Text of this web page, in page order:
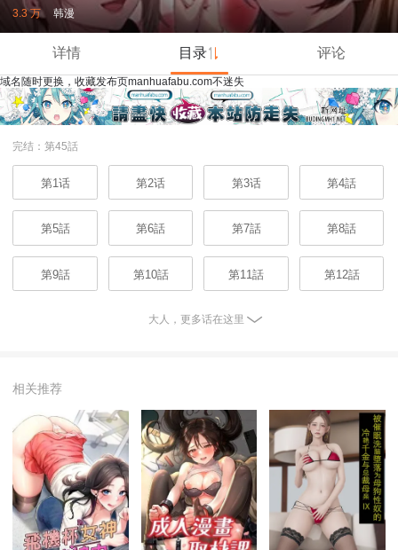
3.3 万
韩漫
详情 目录 评论
域名随时更换，收藏发布页manhuafabu.com不迷失
完结：第45話
第1话 第2话 第3话 第4話
第5話 第6話 第7話 第8話
第9話 第10話 第11話 第12話
大人，更多话在这里
相关推荐